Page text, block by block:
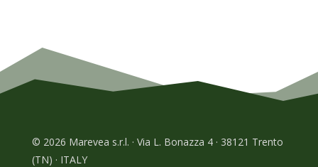
© 2026 Marevea s.r.l. · Via L. Bonazza 4 · 38121 Trento
(TN) · ITALY